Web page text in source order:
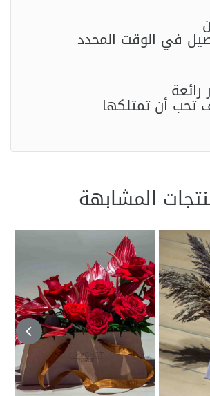
في الوقت المحدد
رائعة
أن تمتلكها
المشابهة